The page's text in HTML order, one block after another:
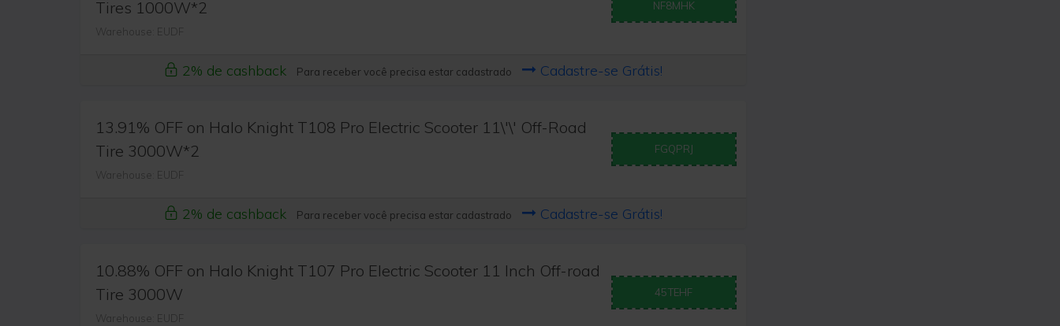
Tires 1000W*2
Warehouse: EUDF
NF8MHK
2% de cashback Para receber você precisa estar cadastrado Cadastre-se Grátis!
13.91% OFF on Halo Knight T108 Pro Electric Scooter 11\'\' Off-Road
Tire 3000W*2
Warehouse: EUDF
FGQPRJ
2% de cashback Para receber você precisa estar cadastrado Cadastre-se Grátis!
10.88% OFF on Halo Knight T107 Pro Electric Scooter 11 Inch Off-road
Tire 3000W
Warehouse: EUDF
45TEHF